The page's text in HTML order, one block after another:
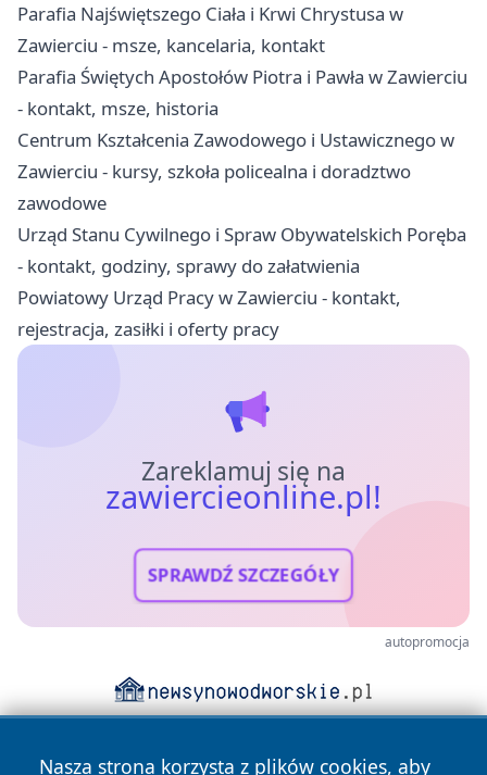
Parafia Najświętszego Ciała i Krwi Chrystusa w
Zawierciu - msze, kancelaria, kontakt
Parafia Świętych Apostołów Piotra i Pawła w Zawierciu
- kontakt, msze, historia
Centrum Kształcenia Zawodowego i Ustawicznego w
Zawierciu - kursy, szkoła policealna i doradztwo
zawodowe
Urząd Stanu Cywilnego i Spraw Obywatelskich Poręba
- kontakt, godziny, sprawy do załatwienia
Powiatowy Urząd Pracy w Zawierciu - kontakt,
rejestracja, zasiłki i oferty pracy
Zareklamuj się na
zawiercieonline.pl!
SPRAWDŹ SZCZEGÓŁY
autopromocja
Nasza strona korzysta z plików cookies, aby